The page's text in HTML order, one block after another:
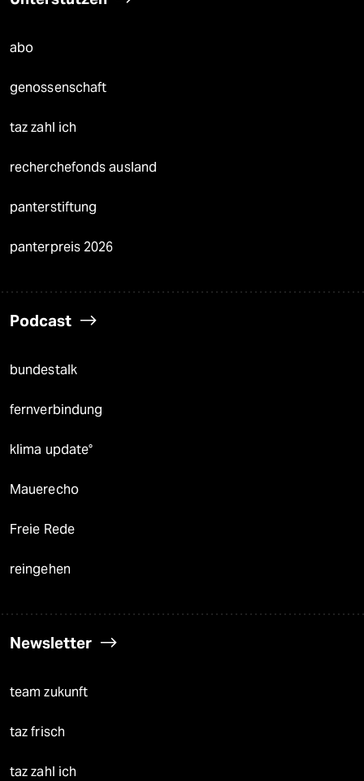
abo
genossenschaft
taz zahl ich
recherchefonds ausland
panterstiftung
panterpreis 2026
Podcast
bundestalk
fernverbindung
klima update°
Mauerecho
Freie Rede
reingehen
Newsletter
team zukunft
taz frisch
taz zahl ich